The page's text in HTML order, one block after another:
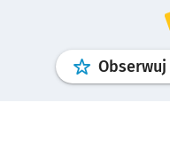
Obserwuj